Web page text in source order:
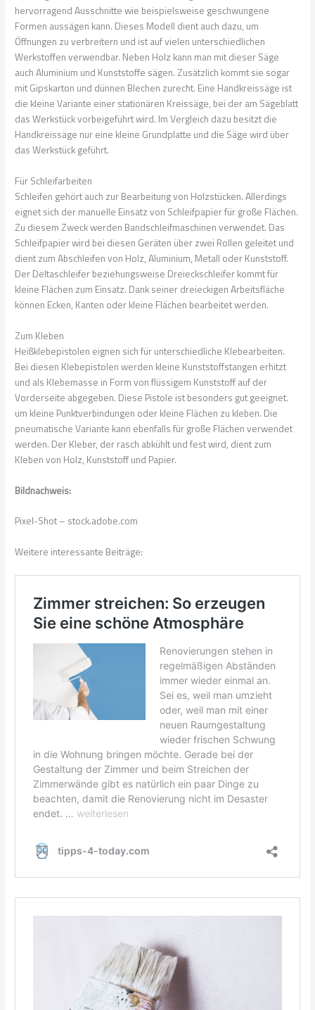
hervorragend Ausschnitte wie beispielsweise geschwungene
Formen aussägen kann. Dieses Modell dient auch dazu, um
Öffnungen zu verbreitern und ist auf vielen unterschiedlichen
Werkstoffen verwendbar. Neben Holz kann man mit dieser Säge
auch Aluminium und Kunststoffe sägen. Zusätzlich kommt sie sogar
mit Gipskarton und dünnen Blechen zurecht. Eine Handkreissäge ist
die kleine Variante einer stationären Kreissäge, bei der am Sägeblatt
das Werkstück vorbeigeführt wird. Im Vergleich dazu besitzt die
Handkreissäge nur eine kleine Grundplatte und die Säge wird über
das Werkstück geführt.
Für Schleifarbeiten
Schleifen gehört auch zur Bearbeitung von Holzstücken. Allerdings
eignet sich der manuelle Einsatz von Schleifpapier für große Flächen.
Zu diesem Zweck werden Bandschleifmaschinen verwendet. Das
Schleifpapier wird bei diesen Geräten über zwei Rollen geleitet und
dient zum Abschleifen von Holz, Aluminium, Metall oder Kunststoff.
Der Deltaschleifer beziehungsweise Dreieckschleifer kommt für
kleine Flächen zum Einsatz. Dank seiner dreieckigen Arbeitsfläche
können Ecken, Kanten oder kleine Flächen bearbeitet werden.
Zum Kleben
Heißklebepistolen eignen sich für unterschiedliche Klebearbeiten.
Bei diesen Klebepistolen werden kleine Kunststoffstangen erhitzt
und als Klebemasse in Form von flüssigem Kunststoff auf der
Vorderseite abgegeben. Diese Pistole ist besonders gut geeignet.
um kleine Punktverbindungen oder kleine Flächen zu kleben. Die
pneumatische Variante kann ebenfalls für große Flächen verwendet
werden. Der Kleber, der rasch abkühlt und fest wird, dient zum
Kleben von Holz, Kunststoff und Papier.
Bildnachweis:
Pixel-Shot – stock.adobe.com
Weitere interessante Beiträge: